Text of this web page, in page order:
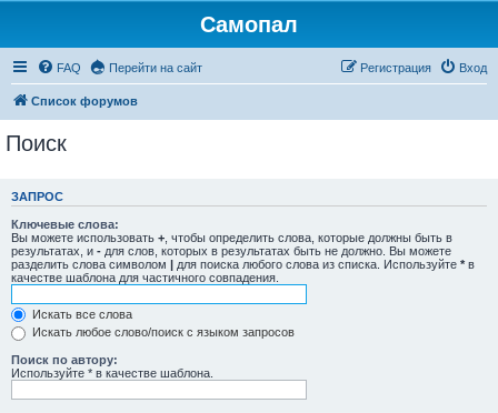
Самопал
FAQ Перейти на сайт Вход
Регистрация
Список форумов
Поиск
ЗАПРОС
Ключевые слова:
Вы можете использовать + , чтобы определить слова, которые должны быть в
результатах, и - для слов, которых в результатах быть не должно. Вы можете
разделить слова символом | для поиска любого слова из списка. Используйте * в
качестве шаблона для частичного совпадения.
Искать все слова
Искать любое слово/поиск с языком запросов
Поиск по автору:
Используйте * в качестве шаблона.